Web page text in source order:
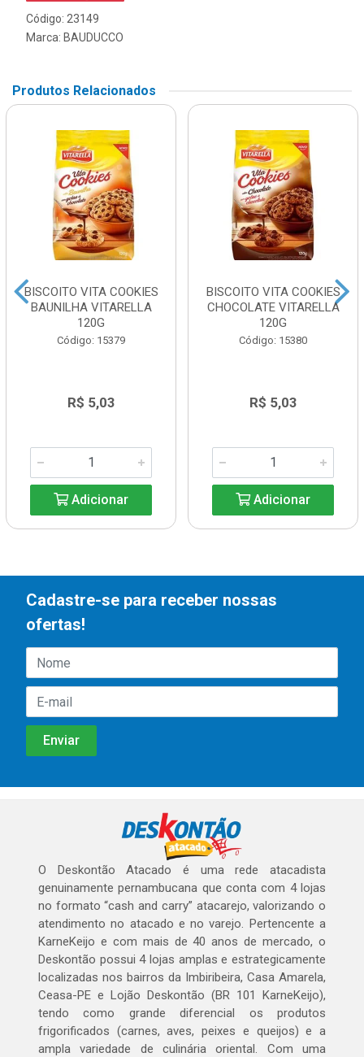
Código: 23149
Marca: BAUDUCCO
Produtos Relacionados
BISCOITO VITA COOKIES
BAUNILHA VITARELLA
120G
Código: 15379
R$ 5,03
Adicionar
BISCOITO VITA COOKIES
CHOCOLATE VITARELLA
120G
Código: 15380
R$ 5,03
Adicionar
Cadastre-se para receber nossas
ofertas!
O Deskontão Atacado é uma rede atacadista
genuinamente pernambucana que conta com 4 lojas
no formato “cash and carry” atacarejo, valorizando o
atendimento no atacado e no varejo. Pertencente a
KarneKeijo e com mais de 40 anos de mercado, o
Deskontão possui 4 lojas amplas e estrategicamente
localizadas nos bairros da Imbiribeira, Casa Amarela,
Ceasa-PE e Lojão Deskontão (BR 101 KarneKeijo),
tendo como grande diferencial os produtos
frigorificados (carnes, aves, peixes e queijos) e a
ampla variedade de culinária oriental. Com uma